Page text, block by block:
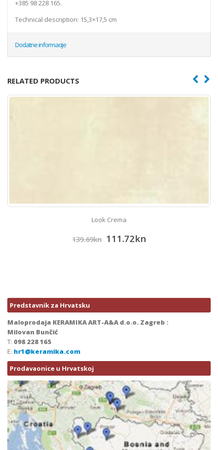
+385 98 228 165.
Technical description: 15,3×17,5 cm
Dodatne informacije
RELATED PRODUCTS
Look Crema
139.69kn 111.72kn
Predstavnik za Hrvatsku
Maloprodaja KERAMIKA ART-A&A d.o.o. Zagreb :
Milovan Bunčić
T: 098 228 165
E: hr1@keramika.com
Prodavaonice u Hrvatskoj